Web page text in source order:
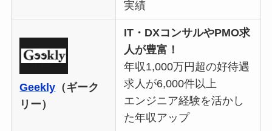
実績
Geekly （ギーク
リー）
IT・DXコンサルやPMO求
人が豊富！
年収1,000万円超の好待遇
求人が6,000件以上
エンジニア経験を活かし
た年収アップ